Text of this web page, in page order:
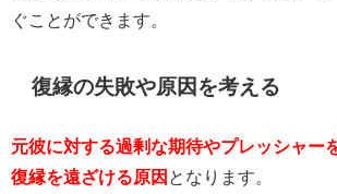
ぐことができます。
復縁の失敗や原因を考える
元彼に対する過剰な期待やプレッシャー
復縁を遠ざける原因 となります。